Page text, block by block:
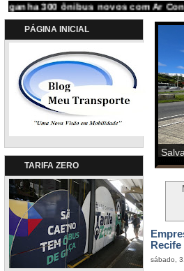
novos com Ar
PÁGINA INICIAL
TARIFA ZERO
sábado,